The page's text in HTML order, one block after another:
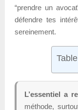
“prendre un
défendre tes
sereinement.
L’essentiel a
méthode,